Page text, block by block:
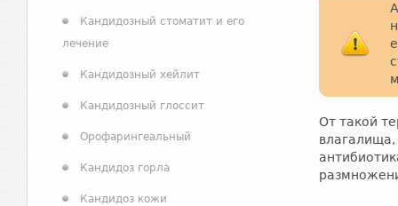
Кандидозный стоматит и его
лечение
Кандидозный хейлит
Кандидозный глоссит
Орофарингеальный
Кандидоз горла
Кандидоз кожи
От такой
влагалища,